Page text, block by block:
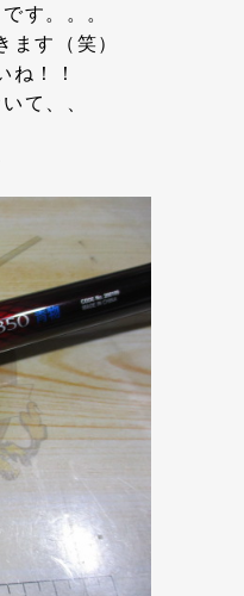
す。。。
ます（笑）
ね！！
て、、